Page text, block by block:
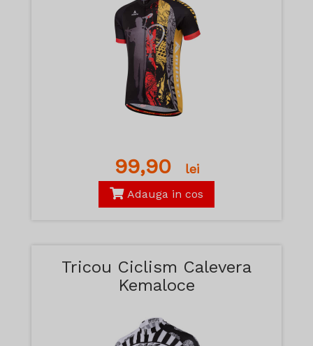
99,90 lei
Adauga in cos
Tricou Ciclism Calevera
Kemaloce